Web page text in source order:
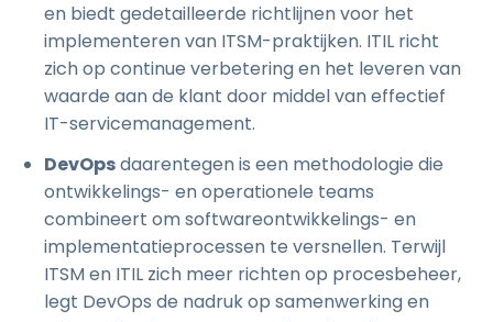
en biedt gedetailleerde richtlijnen voor het
implementeren van ITSM-praktijken. ITIL richt
zich op continue verbetering en het leveren van
waarde aan de klant door middel van effectief
IT-servicemanagement.
DevOpsdaarentegen is een methodologie die
ontwikkelings- en operationele teams
combineert om softwareontwikkelings- en
implementatieprocessen te versnellen. Terwijl
ITSM en ITIL zich meer richten op procesbeheer,
legt DevOps de nadruk op samenwerking en